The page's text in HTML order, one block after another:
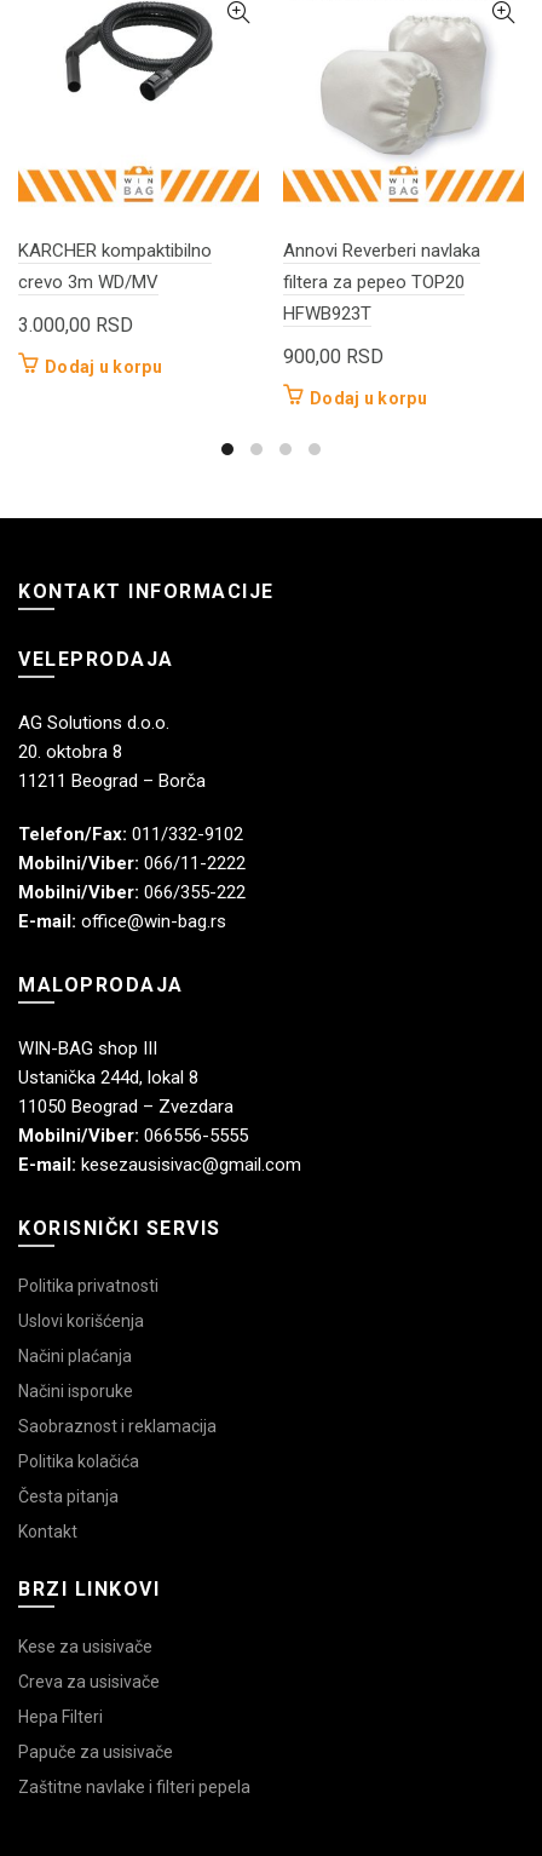
KARCHER kompaktibilno
crevo 3m WD/MV
3.000,00 RSD
Dodaj u korpu
Annovi Reverberi navlaka
filtera za pepeo TOP20
HFWB923T
900,00 RSD
Dodaj u korpu
KONTAKT INFORMACIJE
VELEPRODAJA
AG Solutions d.o.o.
20. oktobra 8
11211 Beograd – Borča
Telefon/Fax: 011/332-9102
Mobilni/Viber: 066/11-2222
Mobilni/Viber: 066/355-222
E-mail: office@win-bag.rs
MALOPRODAJA
WIN-BAG shop III
Ustanička 244d, lokal 8
11050 Beograd – Zvezdara
Mobilni/Viber: 066556-5555
E-mail: kesezausisivac@gmail.com
KORISNIČKI SERVIS
Politika privatnosti
Uslovi korišćenja
Načini plaćanja
Načini isporuke
Saobraznost i reklamacija
Politika kolačića
Česta pitanja
Kontakt
BRZI LINKOVI
Kese za usisivače
Creva za usisivače
Hepa Filteri
Papuče za usisivače
Zaštitne navlake i filteri pepela